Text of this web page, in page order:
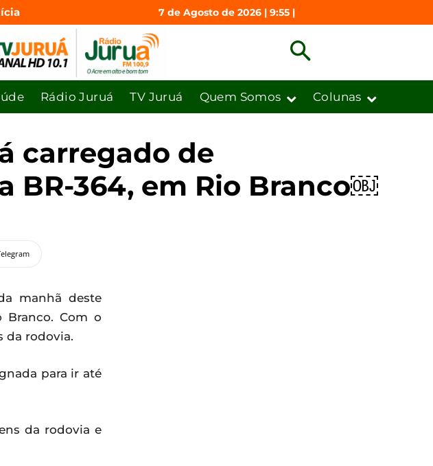
7 de Agosto de 2026 | 9:55 |
Rádio Juruá TV Juruá Quem Somos Colunas
carregado de
BR-364, em Rio Branco￼
manhã deste
Branco. Com o
da rodovia.
para ir até
da rodovia e